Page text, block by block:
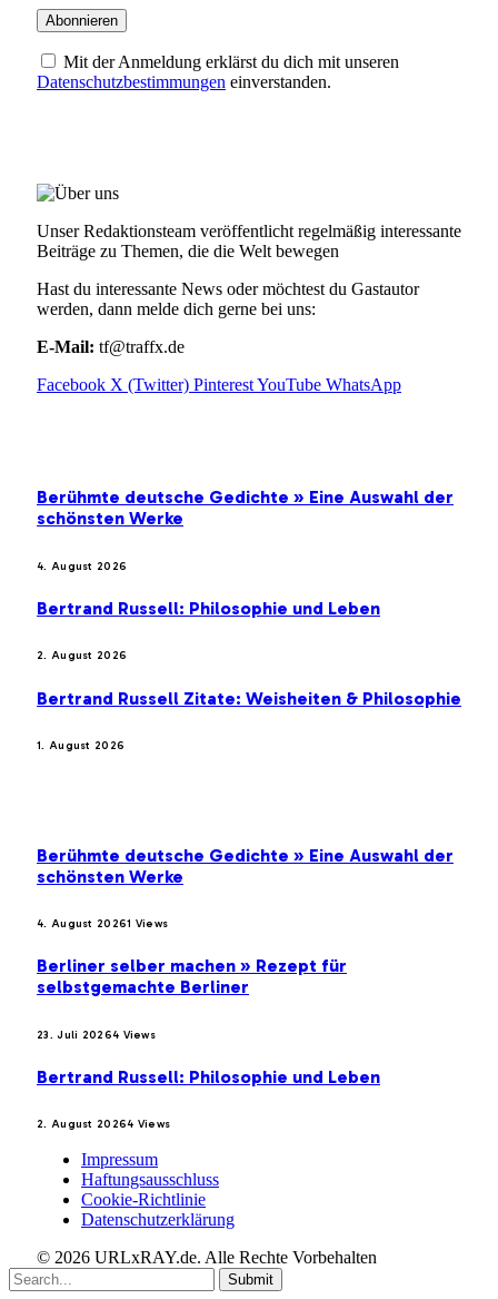
Mit der Anmeldung erklärst du dich mit unseren
Datenschutzbestimmungen einverstanden.
Unser Redaktionsteam veröffentlicht regelmäßig interessante
Beiträge zu Themen, die die Welt bewegen
Hast du interessante News oder möchtest du Gastautor
werden, dann melde dich gerne bei uns:
E-Mail: tf@traffx.de
Facebook X (Twitter) PinterestYouTube WhatsApp
Berühmte deutsche Gedichte » Eine Auswahl der
schönsten Werke
4. August 2026
Bertrand Russell: Philosophie und Leben
2. August 2026
Bertrand Russell Zitate: Weisheiten & Philosophie
1. August 2026
Berühmte deutsche Gedichte » Eine Auswahl der
schönsten Werke
4. August 20261 Views
Berliner selber machen » Rezept für
selbstgemachte Berliner
23. Juli 20264 Views
Bertrand Russell: Philosophie und Leben
2. August 20264 Views
Impressum
Haftungsausschluss
Cookie-Richtlinie
Datenschutzerklärung
© 2026 URLxRAY.de. Alle Rechte Vorbehalten
Submit